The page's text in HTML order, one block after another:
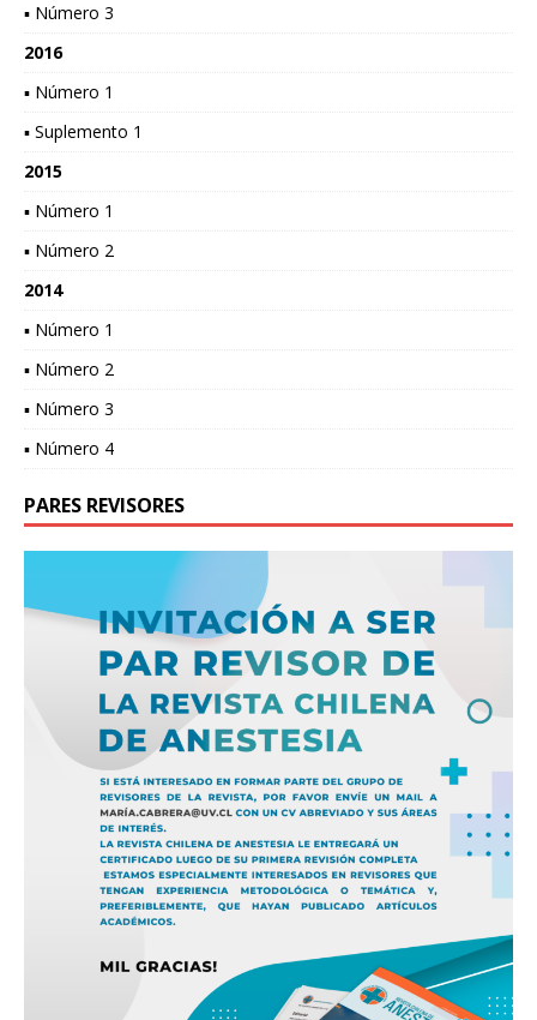
▪ Número 3
2016
▪ Número 1
▪ Suplemento 1
2015
▪ Número 1
▪ Número 2
2014
▪ Número 1
▪ Número 2
▪ Número 3
▪ Número 4
PARES REVISORES